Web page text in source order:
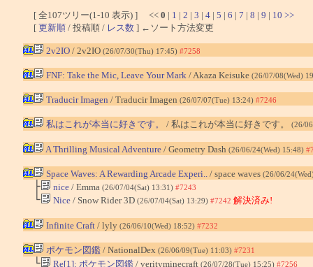
[ 全107ツリー(1-10 表示) ] << 0 | 1 | 2 | 3 | 4 | 5 | 6 | 7 | 8 | 9 | 10 >>
[ 更新順 / 投稿順 / レス数 ] ←ソート方法変更
2v2IO/ 2v2IO (26/07/30(Thu) 17:45) #7258
FNF: Take the Mic, Leave Your Mark / Akaza Keisuke (26/07/08(Wed)
Traducir Imagen / Traducir Imagen (26/07/07(Tue) 13:24) #7246
私はこれが本当に好きです。 / 私はこれが本当に好きです。 (26/
A Thrilling Musical Adventure/ Geometry Dash (26/06/24(Wed) 15:48)
Space Waves: A Rewarding Arcade Experi.. / space waves (26/06/
├ nice/ Emma (26/07/04(Sat) 13:31) #7243
└ Nice/ Snow Rider 3D (26/07/04(Sat) 13:29) #7242 解決済み!
Infinite Craft/ lyly (26/06/10(Wed) 18:52) #7232
ポケモン図鑑/ NationalDex (26/06/09(Tue) 11:03) #7231
└ Re[1]: ポケモン図鑑/ verityminecraft (26/07/28(Tue) 15:25) #7256